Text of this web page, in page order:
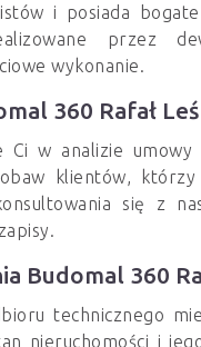
i posiada
przez
wykonanie.
360 Rafał
w analizie umowy
klientów,
się z
Budomal 360
technicznego
nieruchomości i